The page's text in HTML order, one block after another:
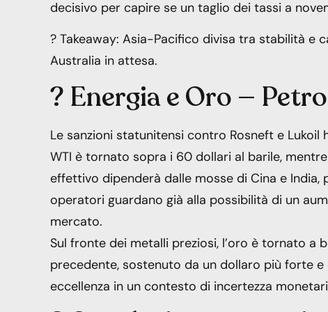
decisivo per capire se un taglio dei tassi a
? Takeaway: Asia-Pacifico divisa tra stabilità e
Australia in attesa.
? Energia e Oro —
Le sanzioni statunitensi contro Rosneft e
WTI è tornato sopra i 60 dollari al barile,
effettivo dipenderà dalle mosse di Cina e
operatori guardano già alla possibilità di un
mercato.
Sul fronte dei metalli preziosi, l’oro è tornato
precedente, sostenuto da un dollaro più forte
eccellenza in un contesto di incertezza